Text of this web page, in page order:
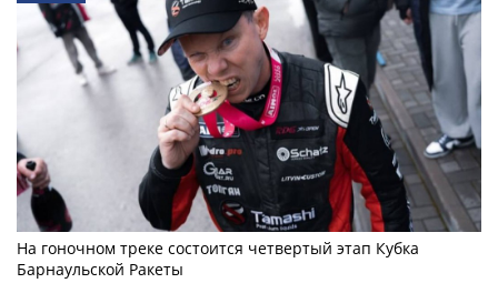
На гоночном треке состоится четвертый этап Кубка
Барнаульской Ракеты